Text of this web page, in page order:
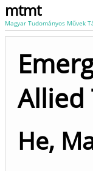
mtmt
Magyar Tudományos Művek
Allied
He,